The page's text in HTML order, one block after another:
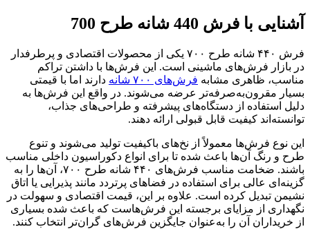
آشنایی با فرش 440 شانه طرح 700
فرش ۴۴۰ شانه طرح ۷۰۰ یکی از محصولات اقتصادی و پرطرفدار
در بازار فرش‌های ماشینی است. این فرش‌ها با داشتن تراکم
مناسب، ظاهری مشابه فرش‌های ۷۰۰ شانه
دارند اما با قیمتی
بسیار مقرون‌به‌صرفه‌تر عرضه می‌شوند. در واقع این فرش‌ها به
دلیل استفاده از دستگاه‌های پیشرفته و طراحی‌های جذاب،
توانسته‌اند کیفیت قابل قبولی ارائه دهند.
این نوع فرش‌ها معمولاً از نخ‌های باکیفیت تولید می‌شوند و تنوع
طرح و رنگ آن‌ها باعث شده تا برای انواع دکوراسیون داخلی مناسب
باشند. ضخامت مناسب فرش‌های ۴۴۰ شانه طرح ۷۰۰، آن‌ها را به
گزینه‌ای عالی برای استفاده در فضاهای پرتردد مانند پذیرایی یا اتاق
نشیمن تبدیل کرده است. علاوه بر این، قیمت اقتصادی و سهولت در
نگهداری از مزایای برجسته این فرش‌هاست که باعث شده بسیاری
از خریداران آن را به‌عنوان جایگزین فرش‌های گران‌تر انتخاب کنند.